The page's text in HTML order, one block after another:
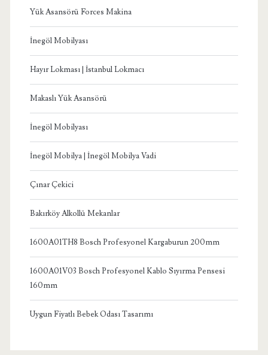
Yük Asansörü Forces Makina
İnegöl Mobilyası
Hayır Lokması | İstanbul Lokmacı
Makaslı Yük Asansörü
İnegöl Mobilyası
İnegöl Mobilya | İnegöl Mobilya Vadi
Çınar Çekici
Bakırköy Alkollü Mekanlar
1600A01TH8 Bosch Profesyonel Kargaburun 200mm
1600A01V03 Bosch Profesyonel Kablo Sıyırma Pensesi
160mm
Uygun Fiyatlı Bebek Odası Tasarımı